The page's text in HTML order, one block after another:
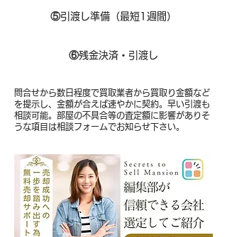
⑤引渡し準備（最短1週間）
⑥残金決済・引渡し
問合せから数日程度で買取業者から買取り金額など
を提示し、金額が合えば速やかに契約。早い引渡も
相談可能。部屋の不具合等の査定額に影響がありそ
うな項目は相談フォームでお知らせ下さい。